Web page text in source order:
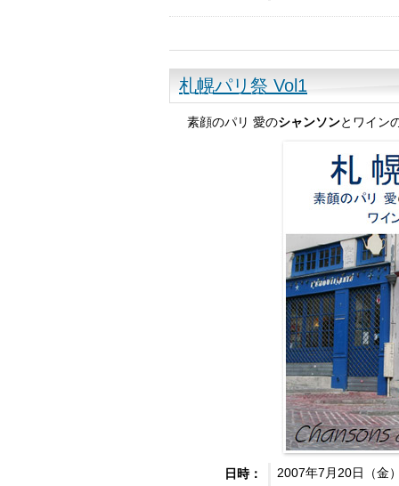
札幌パリ祭 Vol1
素顔のパリ 愛のシャンソンとワイン
日時：
2007年7月20日（金